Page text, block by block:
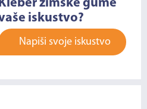
zimske gume
iskustvo?
Napiši svoje iskustvo